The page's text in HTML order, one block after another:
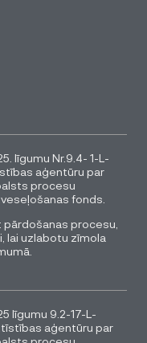
līgumu Nr.9.4- 1-L-
aģentūru par
procesu
fonds.
procesu,
lai uzlabotu zīmola
līgumu 9.2-17-L-
aģentūru par